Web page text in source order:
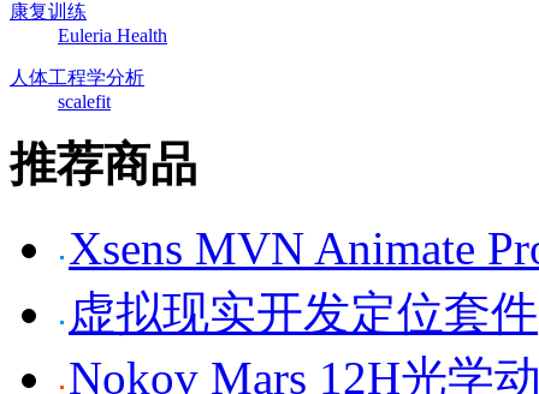
康复训练
Euleria Health
人体工程学分析
scalefit
推荐商品
Xsens MVN Animate
虚拟现实开发定位套件
Nokov Mars 12H光学